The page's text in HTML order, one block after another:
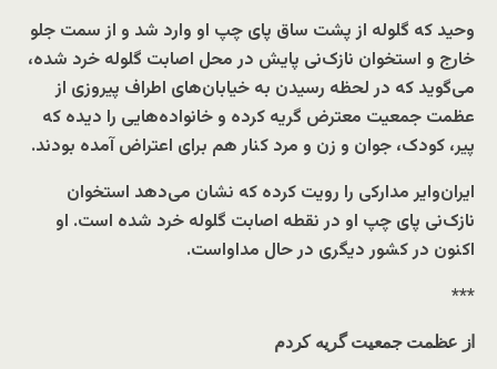
وحید که گلوله از پشت ساق پای چپ او وارد شد و از سمت جلو
خارج و استخوان نازک‌نی پایش در محل اصابت گلوله خرد شده،
می‌گوید که در لحظه رسیدن به خیابان‌های اطراف پیروزی از
عظمت جمعیت معترض گریه کرده و خانواده‌هایی را دیده که
پیر، کودک، جوان و زن و مرد کنار هم برای اعتراض آمده بودند.
ایران‌وایر مدارکی را رویت کرده که نشان می‌دهد استخوان
نازک‌نی پای چپ او در نقطه اصابت گلوله خرد شده است. او
اکنون در کشور دیگری در حال مداواست.
***
از عظمت جمعیت گریه کردم